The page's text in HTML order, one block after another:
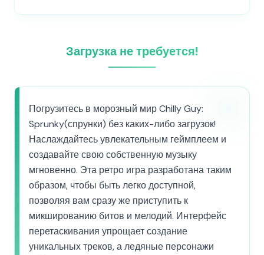
Загрузка не требуется!
Погрузитесь в морозный мир Chilly Guy:
Sprunky(спрунки) без каких-либо загрузок!
Наслаждайтесь увлекательным геймплеем и
создавайте свою собственную музыку
мгновенно. Эта ретро игра разработана таким
образом, чтобы быть легко доступной,
позволяя вам сразу же приступить к
микшированию битов и мелодий. Интерфейс
перетаскивания упрощает создание
уникальных треков, а ледяные персонажи